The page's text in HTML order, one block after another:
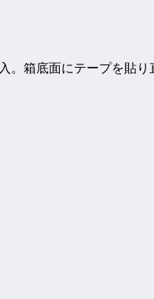
。箱底面にテープを貼